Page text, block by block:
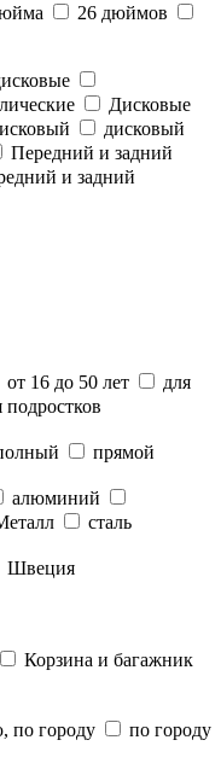
26 дюймов
Дисковые
дисковый
Передний и задний
и задний
от 16 до 50 лет
для
подростков
прямой
алюминий
сталь
Швеция
Корзина и багажник
по городу
по городу